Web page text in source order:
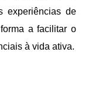
experiências de
a facilitar o
à vida ativa.